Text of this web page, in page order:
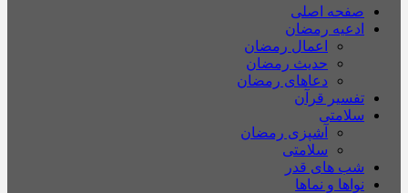
صفحه اصلی
ادعیه رمضان
اعمال رمضان
حدیث رمضان
دعاهای رمضان
تفسیر قرآن
سلامتی
آشپزی رمضان
سلامتی
شب های قدر
نواها و نماها